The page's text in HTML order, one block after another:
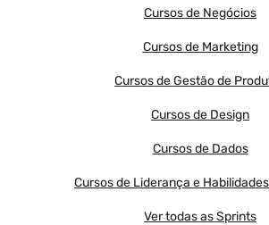
Cursos de Negócios
Cursos de Marketing
Cursos de Gestão de
Cursos de Design
Cursos de Dados
Cursos de Liderança e
Ver todas as Sprints